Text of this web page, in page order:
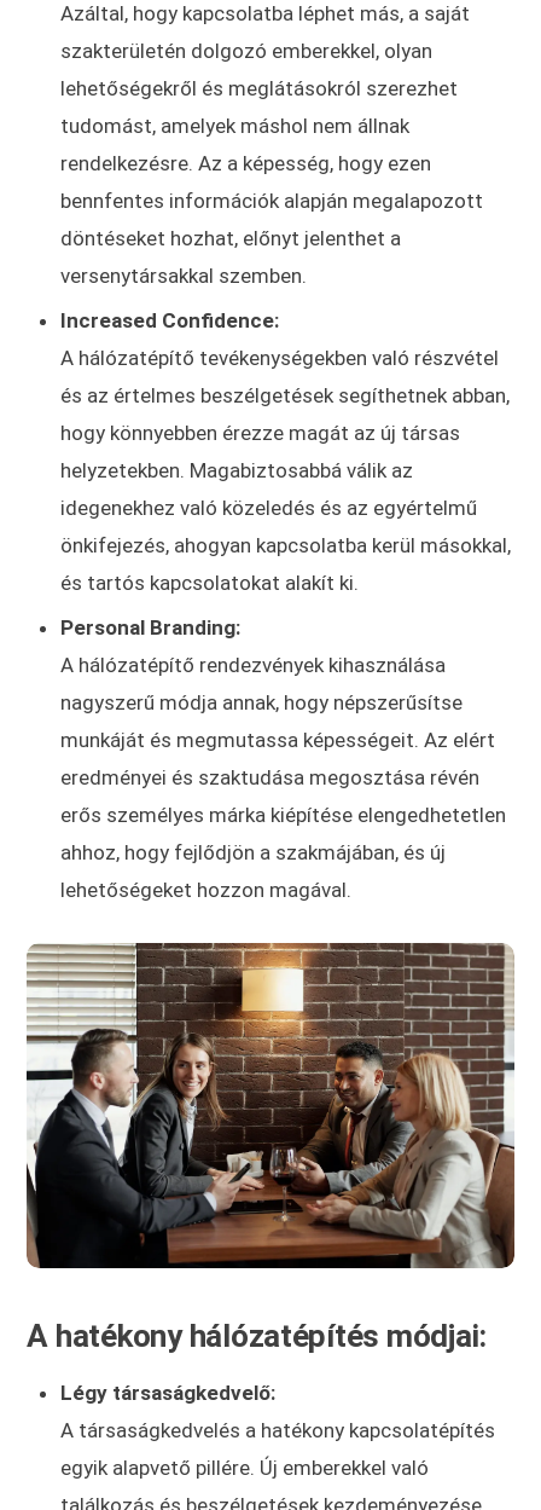
Azáltal, hogy kapcsolatba léphet más, a saját
szakterületén dolgozó emberekkel, olyan
lehetőségekről és meglátásokról szerezhet
tudomást, amelyek máshol nem állnak
rendelkezésre. Az a képesség, hogy ezen
bennfentes információk alapján megalapozott
döntéseket hozhat, előnyt jelenthet a
versenytársakkal szemben.
Increased Confidence:
A hálózatépítő tevékenységekben való részvétel
és az értelmes beszélgetések segíthetnek abban,
hogy könnyebben érezze magát az új társas
helyzetekben. Magabiztosabbá válik az
idegenekhez való közeledés és az egyértelmű
önkifejezés, ahogyan kapcsolatba kerül másokkal,
és tartós kapcsolatokat alakít ki.
Personal Branding:
A hálózatépítő rendezvények kihasználása
nagyszerű módja annak, hogy népszerűsítse
munkáját és megmutassa képességeit. Az elért
eredményei és szaktudása megosztása révén
erős személyes márka kiépítése elengedhetetlen
ahhoz, hogy fejlődjön a szakmájában, és új
lehetőségeket hozzon magával.
A hatékony hálózatépítés módjai:
Légy társaságkedvelő:
A társaságkedvelés a hatékony kapcsolatépítés
egyik alapvető pillére. Új emberekkel való